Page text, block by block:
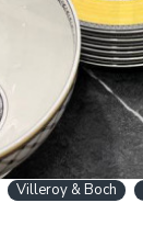
Villeroy & Boch